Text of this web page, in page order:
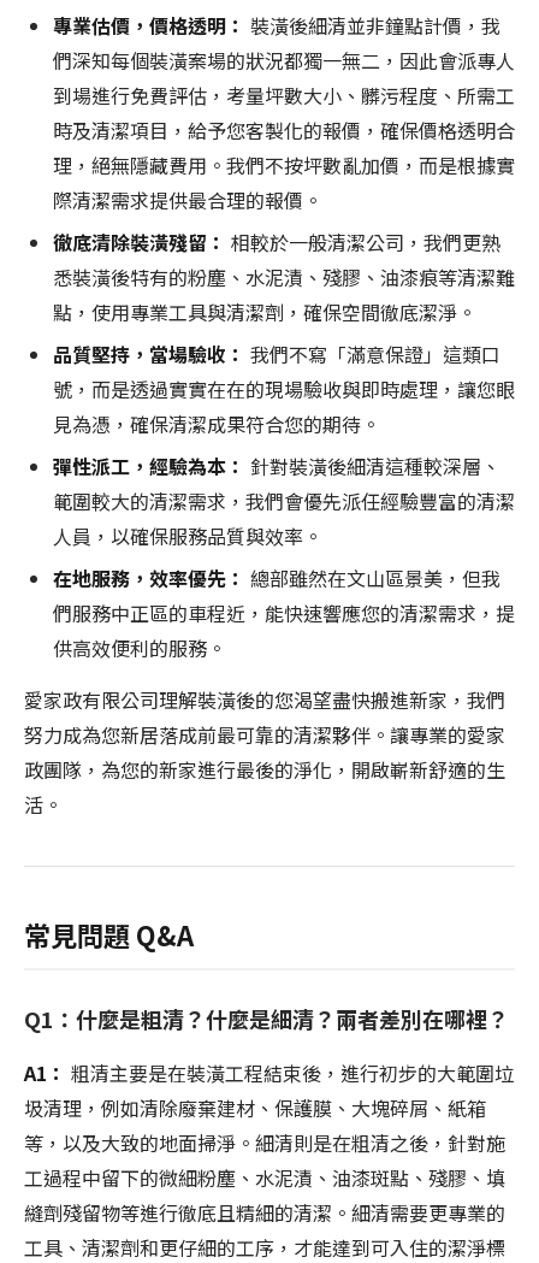
專業估價，價格透明： 裝潢後細清並非鐘點計價，我
們深知每個裝潢案場的狀況都獨一無二，因此會派專人
到場進行免費評估，考量坪數大小、髒污程度、所需工
時及清潔項目，給予您客製化的報價，確保價格透明合
理，絕無隱藏費用。我們不按坪數亂加價，而是根據實
際清潔需求提供最合理的報價。
徹底清除裝潢殘留： 相較於一般清潔公司，我們更熟
悉裝潢後特有的粉塵、水泥漬、殘膠、油漆痕等清潔難
點，使用專業工具與清潔劑，確保空間徹底潔淨。
品質堅持，當場驗收： 我們不寫「滿意保證」這類口
號，而是透過實實在在的現場驗收與即時處理，讓您眼
見為憑，確保清潔成果符合您的期待。
彈性派工，經驗為本： 針對裝潢後細清這種較深層、
範圍較大的清潔需求，我們會優先派任經驗豐富的清潔
人員，以確保服務品質與效率。
在地服務，效率優先： 總部雖然在文山區景美，但我
們服務中正區的車程近，能快速響應您的清潔需求，提
供高效便利的服務。
愛家政有限公司理解裝潢後的您渴望盡快搬進新家，我們
努力成為您新居落成前最可靠的清潔夥伴。讓專業的愛家
政團隊，為您的新家進行最後的淨化，開啟嶄新舒適的生
活。
常見問題 Q&A
Q1：什麼是粗清？什麼是細清？兩者差別在哪裡？
A1： 粗清主要是在裝潢工程結束後，進行初步的大範圍垃
圾清理，例如清除廢棄建材、保護膜、大塊碎屑、紙箱
等，以及大致的地面掃淨。細清則是在粗清之後，針對施
工過程中留下的微細粉塵、水泥漬、油漆斑點、殘膠、填
縫劑殘留物等進行徹底且精細的清潔。細清需要更專業的
工具、清潔劑和更仔細的工序，才能達到可入住的潔淨標